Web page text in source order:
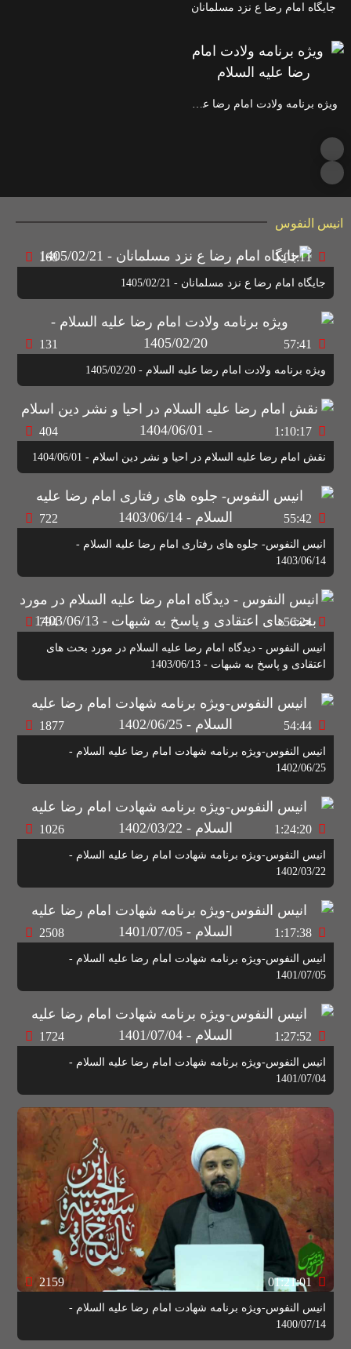
جایگاه امام رضا ع نزد مسلمانان
ویژه برنامه ولادت امام رضا علیه السلام
انیس النفوس
1:01:11
168
جایگاه امام رضا ع نزد مسلمانان - 1405/02/21
57:41
131
ویژه برنامه ولادت امام رضا علیه السلام - 1405/02/20
1:10:17
404
نقش امام رضا علیه السلام در احیا و نشر دین اسلام - 1404/06/01
55:42
722
انیس النفوس- جلوه های رفتاری امام رضا علیه السلام -
1403/06/14
56:24
794
انیس النفوس - دیدگاه امام رضا علیه السلام در مورد بحث های
اعتقادی و پاسخ به شبهات - 1403/06/13
54:44
1877
انیس النفوس-ویژه برنامه شهادت امام رضا علیه السلام -
1402/06/25
1:24:20
1026
انیس النفوس-ویژه برنامه شهادت امام رضا علیه السلام -
1402/03/22
1:17:38
2508
انیس النفوس-ویژه برنامه شهادت امام رضا علیه السلام -
1401/07/05
1:27:52
1724
انیس النفوس-ویژه برنامه شهادت امام رضا علیه السلام -
1401/07/04
01:21:01
2159
انیس النفوس-ویژه برنامه شهادت امام رضا علیه السلام -
1400/07/14